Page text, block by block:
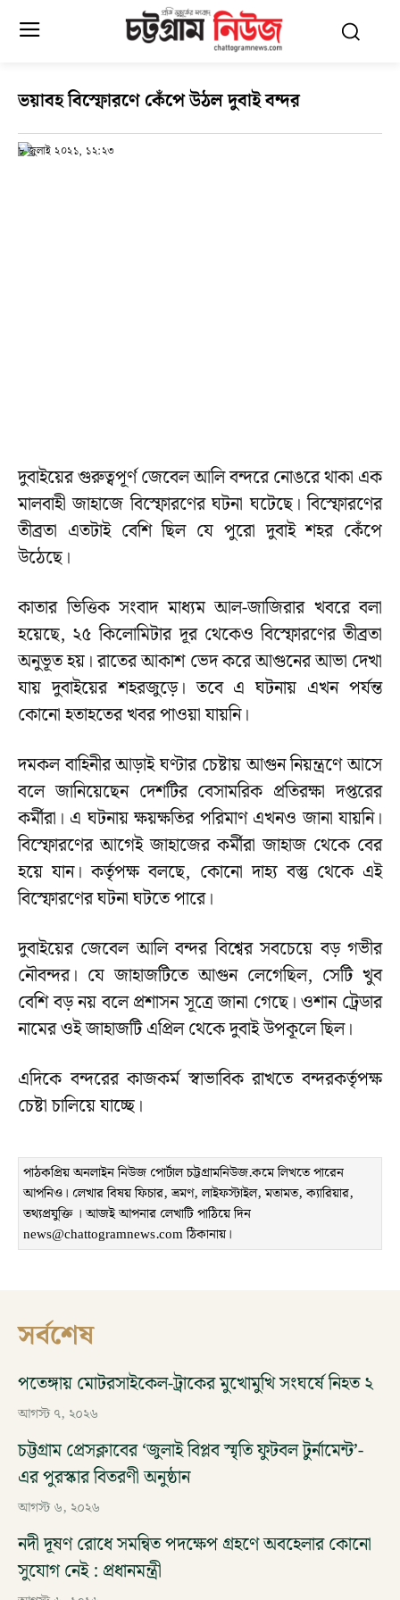
ভয়াবহ বিস্ফোরণে কেঁপে উঠল দুবাই বন্দর
৮ জুলাই ২০২১, ১২:২৩
দুবাইয়ের গুরুত্বপূর্ণ জেবেল আলি বন্দরে নোঙরে থাকা এক
মালবাহী জাহাজে বিস্ফোরণের ঘটনা ঘটেছে। বিস্ফোরণের
তীব্রতা এতটাই বেশি ছিল যে পুরো দুবাই শহর কেঁপে
উঠেছে।
কাতার ভিত্তিক সংবাদ মাধ্যম আল-জাজিরার খবরে বলা
হয়েছে, ২৫ কিলোমিটার দূর থেকেও বিস্ফোরণের তীব্রতা
অনুভূত হয়। রাতের আকাশ ভেদ করে আগুনের আভা দেখা
যায় দুবাইয়ের শহরজুড়ে। তবে এ ঘটনায় এখন পর্যন্ত
কোনো হতাহতের খবর পাওয়া যায়নি।
দমকল বাহিনীর আড়াই ঘণ্টার চেষ্টায় আগুন নিয়ন্ত্রণে আসে
বলে জানিয়েছেন দেশটির বেসামরিক প্রতিরক্ষা দপ্তরের
কর্মীরা। এ ঘটনায় ক্ষয়ক্ষতির পরিমাণ এখনও জানা যায়নি।
বিস্ফোরণের আগেই জাহাজের কর্মীরা জাহাজ থেকে বের
হয়ে যান। কর্তৃপক্ষ বলছে, কোনো দাহ্য বস্তু থেকে এই
বিস্ফোরণের ঘটনা ঘটতে পারে।
দুবাইয়ের জেবেল আলি বন্দর বিশ্বের সবচেয়ে বড় গভীর
নৌবন্দর। যে জাহাজটিতে আগুন লেগেছিল, সেটি খুব
বেশি বড় নয় বলে প্রশাসন সূত্রে জানা গেছে। ওশান ট্রেডার
নামের ওই জাহাজটি এপ্রিল থেকে দুবাই উপকূলে ছিল।
এদিকে বন্দরের কাজকর্ম স্বাভাবিক রাখতে বন্দরকর্তৃপক্ষ
চেষ্টা চালিয়ে যাচ্ছে।
পাঠকপ্রিয় অনলাইন নিউজ পোর্টাল চট্টগ্রামনিউজ.কমে লিখতে পারেন
আপনিও। লেখার বিষয় ফিচার, ভ্রমণ, লাইফস্টাইল, মতামত, ক্যারিয়ার,
তথ্যপ্রযুক্তি । আজই আপনার লেখাটি পাঠিয়ে দিন
news@chattogramnews.com ঠিকানায়।
সর্বশেষ
পতেঙ্গায় মোটরসাইকেল-ট্রাকের মুখোমুখি সংঘর্ষে নিহত ২
আগস্ট ৭, ২০২৬
চট্টগ্রাম প্রেসক্লাবের ‘জুলাই বিপ্লব স্মৃতি ফুটবল টুর্নামেন্ট’-
এর পুরস্কার বিতরণী অনুষ্ঠান
আগস্ট ৬, ২০২৬
নদী দূষণ রোধে সমন্বিত পদক্ষেপ গ্রহণে অবহেলার কোনো
সুযোগ নেই : প্রধানমন্ত্রী